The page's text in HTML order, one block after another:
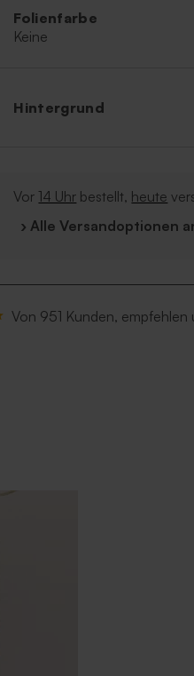
Folienfarbe
Keine
Hintergrund
Vor 14 Uhr bestellt, heute
› Alle Versandoptionen
Von 951 Kunden, empfehlen